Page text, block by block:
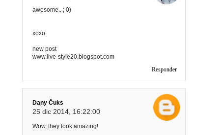
awesome.. ; 0)
xoxo
new post
www.live-style20.blogspot.com
Responder
Dany Čuks
25 dic 2014, 16:22:00
Wow, they look amazing!